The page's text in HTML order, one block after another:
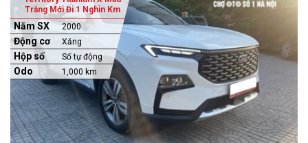
Trắng Mới Đi 1 Nghìn Km
Năm SX 2000
Động cơ Xăng
Hộp số Số tự động
Odo 1,000 km